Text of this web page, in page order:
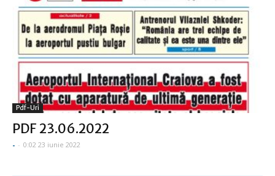
Pdf-Uri
PDF 23.06.2022
- - 0:02 23 iunie 2022